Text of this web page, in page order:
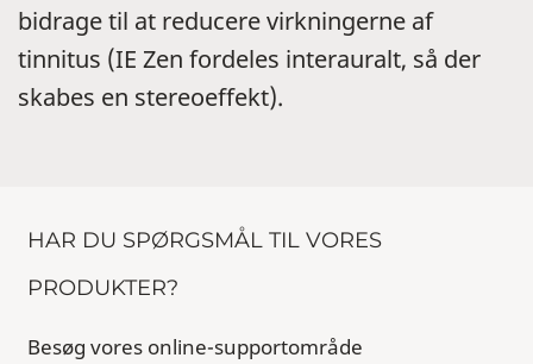
bidrage til at reducere virkningerne af
tinnitus (IE Zen fordeles interauralt, så der
skabes en stereoeffekt).
HAR DU SPØRGSMÅL TIL VORES
PRODUKTER?
Besøg vores online-supportområde